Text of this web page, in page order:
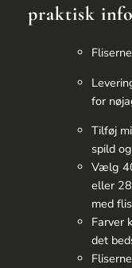
praktisk info
for
Tilføj
spild
Vælg
eller
med
Farver
det